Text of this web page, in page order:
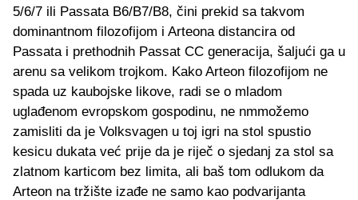
5/6/7 ili Passata B6/B7/B8, čini prekid sa takvom
dominantnom filozofijom i Arteona distancira od
Passata i prethodnih Passat CC generacija, šaljući ga u
arenu sa velikom trojkom. Kako Arteon filozofijom ne
spada uz kaubojske likove, radi se o mladom
uglađenom evropskom gospodinu, ne nmmožemo
zamisliti da je Volksvagen u toj igri na stol spustio
kesicu dukata već prije da je riječ o sjedanj za stol sa
zlatnom karticom bez limita, ali baš tom odlukom da
Arteon na tržište izađe ne samo kao podvarijanta